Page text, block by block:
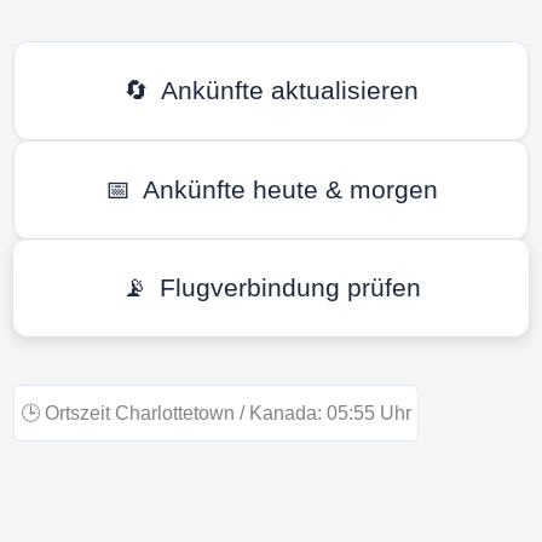
🔄 Ankünfte aktualisieren
📅 Ankünfte heute & morgen
📡 Flugverbindung prüfen
🕒 Ortszeit Charlottetown / Kanada: 05:55 Uhr